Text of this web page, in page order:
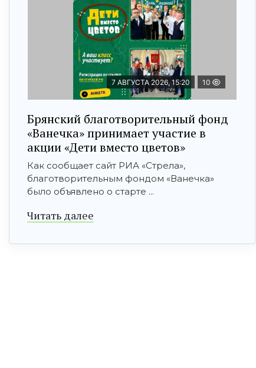
7 АВГУСТА 2026, 15:20 10
Брянский благотворительный фонд
«Ванечка» принимает участие в
акции «Дети вместо цветов»
Как сообщает сайт РИА «Стрела»,
благотворительным фондом «Ванечка»
было объявлено о старте ...
Читать далее